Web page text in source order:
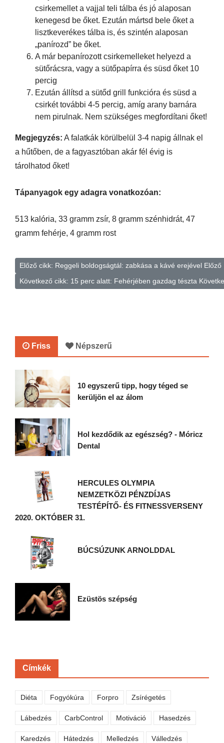
csirkemellet a vajjal teli tálba és jó alaposan
kenegesd be őket. Ezután mártsd bele őket a
lisztkeverékes tálba is, és szintén alaposan
„panírozd” be őket.
A már bepanírozott csirkemelleket helyezd a
sütőrácsra, vagy a sütőpapírra és süsd őket 10
percig
Ezután állítsd a sütőd grill funkcióra és süsd a
csirkét további 4-5 percig, amíg arany barnára
nem pirulnak. Nem szükséges megfordítani őket!
Megjegyzés: A falatkák körülbelül 3-4 napig állnak el
a hűtőben, de a fagyasztóban akár fél évig is
tárolhatod őket!
Tápanyagok egy adagra vonatkozóan:
513 kalória, 33 gramm zsír, 8 gramm szénhidrát, 47
gramm fehérje, 4 gramm rost
Előző cikk: Reggeli boldogságtál: zabkása a kávé erejével Előző
Következő cikk: 15 perc alatt: Fehérjében gazdag tészta
Friss Népszerű
10 egyszerű tipp, hogy téged se
kerüljön el az álom
Hol kezdődik az egészség? - Móricz
Dental
HERCULES OLYMPIA
NEMZETKÖZI PÉNZDÍJAS
TESTÉPÍTŐ- ÉS FITNESSVERSENY
2020. OKTÓBER 31.
BÚCSÚZUNK ARNOLDDAL
Ezüstös szépség
Címkék
Diéta Fogyókúra Forpro Zsírégetés
Lábedzés CarbControl Motiváció Hasedzés
Karedzés Hátedzés Melledzés Válledzés